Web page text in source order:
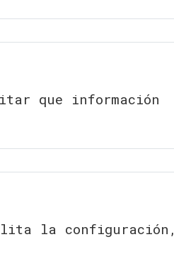
que información
la configuración,